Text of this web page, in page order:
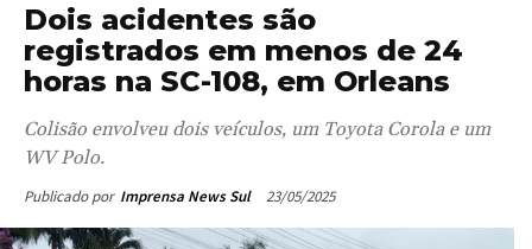
Dois acidentes são
registrados em menos de 24
horas na SC-108, em Orleans
Colisão envolveu dois veículos, um Toyota Corola e um
WV Polo.
Publicado por Imprensa News Sul 23/05/2025